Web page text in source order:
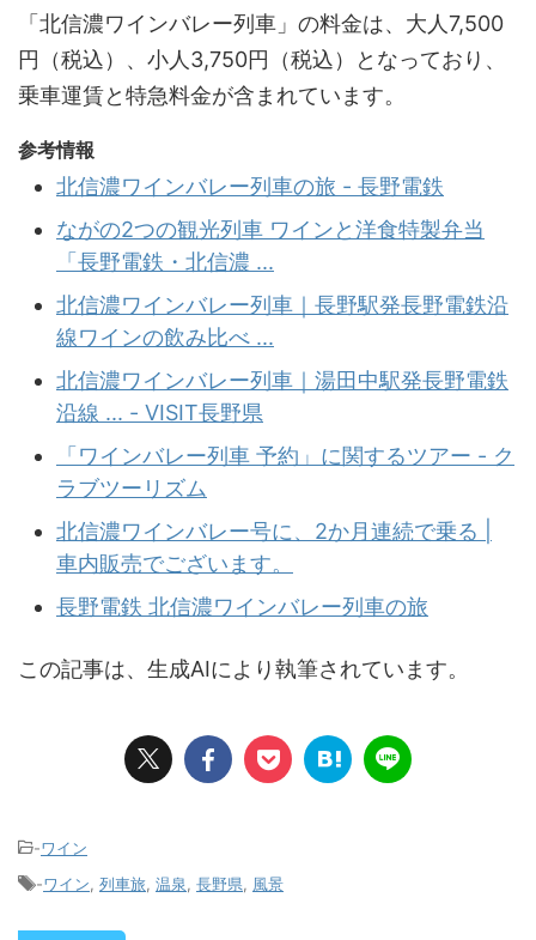
「北信濃ワインバレー列車」の料金は、大人7,500
円（税込）、小人3,750円（税込）となっており、
乗車運賃と特急料金が含まれています。
参考情報
北信濃ワインバレー列車の旅 - 長野電鉄
ながの2つの観光列車 ワインと洋食特製弁当
「長野電鉄・北信濃 ...
北信濃ワインバレー列車｜長野駅発長野電鉄沿
線ワインの飲み比べ ...
北信濃ワインバレー列車｜湯田中駅発長野電鉄
沿線 ... - VISIT長野県
「ワインバレー列車 予約」に関するツアー - ク
ラブツーリズム
北信濃ワインバレー号に、2か月連続で乗る |
車内販売でございます。
長野電鉄 北信濃ワインバレー列車の旅
この記事は、生成AIにより執筆されています。
-ワイン
-ワイン 列車旅 温泉 長野県 風景